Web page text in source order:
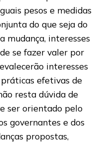
pesos e medidas
do que seja do
mudança, interesses
se fazer valer por
interesses
efetivas de
resta dúvida de
ser orientado pelo
governantes e dos
propostas,